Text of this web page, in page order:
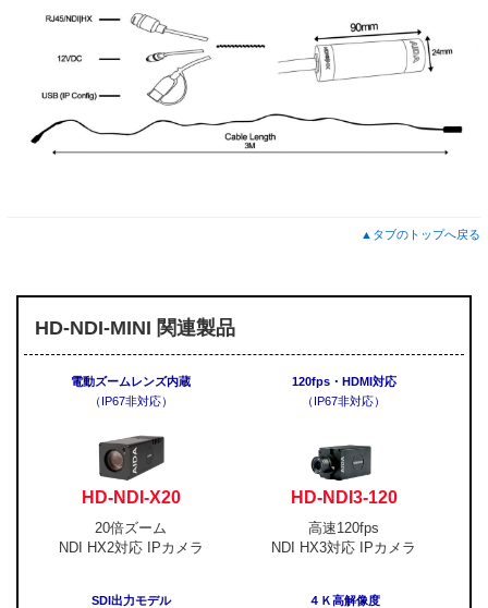
▲タブのトップへ戻る
HD-NDI-MINI 関連製品
電動ズームレンズ内蔵
（IP67非対応）
HD-NDI-X20
20倍ズーム
NDI HX2対応 IPカメラ
120fps・HDMI対応
（IP67非対応）
HD-NDI3-120
高速120fps
NDI HX3対応 IPカメラ
SDI出力モデル
４Ｋ高解像度